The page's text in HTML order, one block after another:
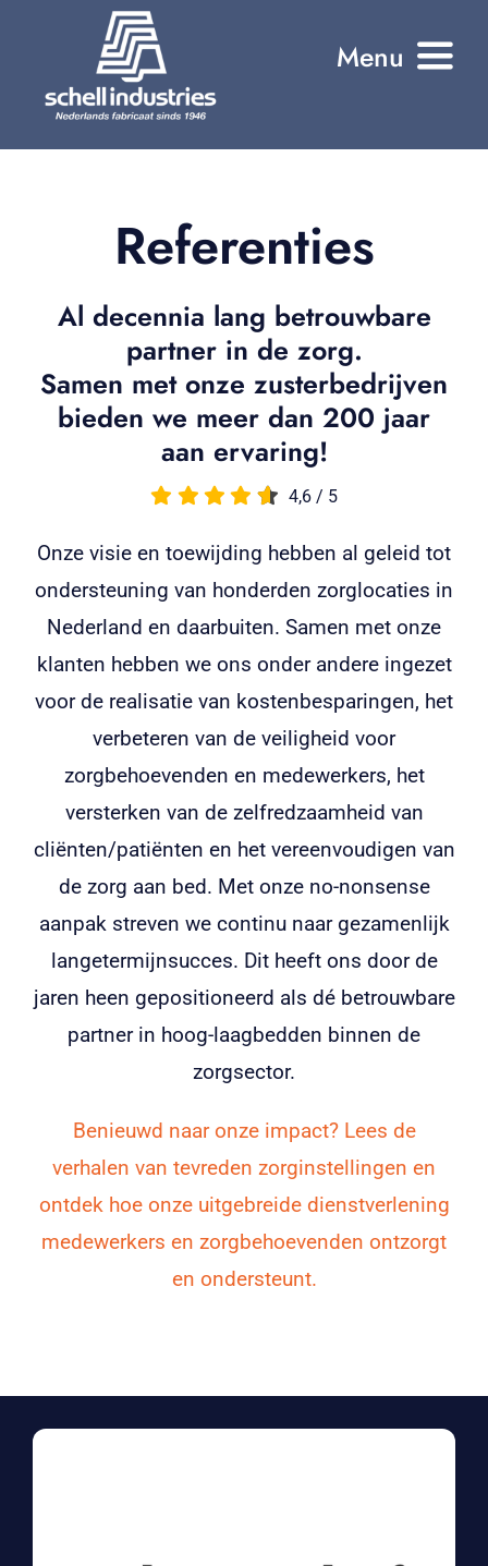
inhoud
Menu
Home
Onze all-in Service
Referenties
Wie zijn wij?
Contact
Vacatures
Voor klanten
Referenties
Al decennia lang betrouwbare
partner in de zorg.
Samen met onze zusterbedrijven
bieden we meer dan 200 jaar
aan ervaring!
4,6/ 5
Onze visie en toewijding hebben al geleid tot
ondersteuning van honderden zorglocaties in
Nederland en daarbuiten. Samen met onze
klanten hebben we ons onder andere ingezet
voor de realisatie van kostenbesparingen, het
verbeteren van de veiligheid voor
zorgbehoevenden en medewerkers, het
versterken van de zelfredzaamheid van
cliënten/patiënten en het vereenvoudigen van
de zorg aan bed. Met onze no-nonsense
aanpak streven we continu naar gezamenlijk
langetermijnsucces. Dit heeft ons door de
jaren heen gepositioneerd als dé betrouwbare
partner in hoog-laagbedden binnen de
zorgsector.
Benieuwd naar onze impact? Lees de
verhalen van tevreden zorginstellingen en
ontdek hoe onze uitgebreide dienstverlening
medewerkers en zorgbehoevenden ontzorgt
en ondersteunt.